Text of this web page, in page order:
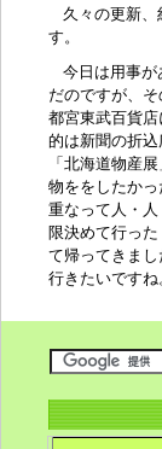
久々の更新
す。
今日は用事が
だのですが、
都宮東武百貨店
的は新聞の折
「 北海道物産展
物ををしたか
重なって人・
限決めて行った
て帰ってきま
行きたいですね